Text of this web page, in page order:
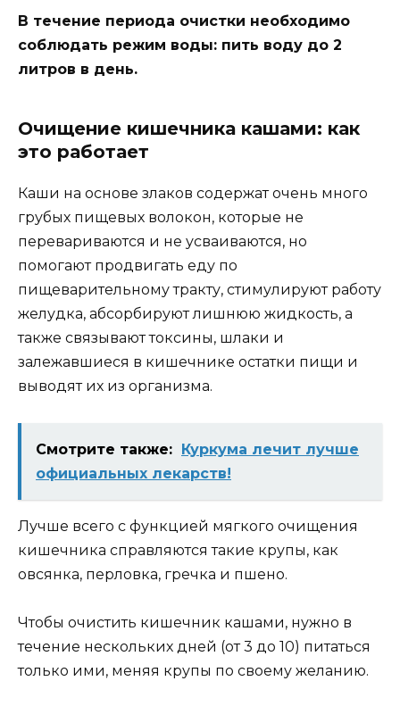
В течение периода очистки необходимо
соблюдать режим воды: пить воду до 2
литров в день.
Очищение кишечника кашами: как
это работает
Каши на основе злаков содержат очень много
грубых пищевых волокон, которые не
перевариваются и не усваиваются, но
помогают продвигать еду по
пищеварительному тракту, стимулируют работу
желудка, абсорбируют лишнюю жидкость, а
также связывают токсины, шлаки и
залежавшиеся в кишечнике остатки пищи и
выводят их из организма.
Смотрите также: Куркума лечит лучше
официальных лекарств!
Лучше всего с функцией мягкого очищения
кишечника справляются такие крупы, как
овсянка, перловка, гречка и пшено.
Чтобы очистить кишечник кашами, нужно в
течение нескольких дней (от 3 до 10) питаться
только ими, меняя крупы по своему желанию.